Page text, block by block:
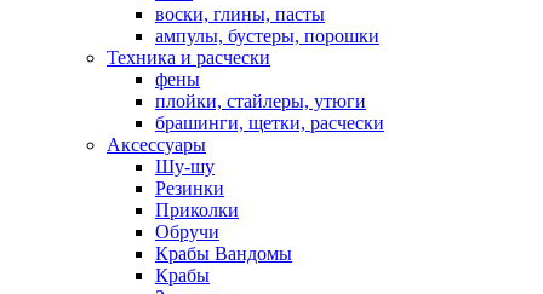
воски, глины, пасты
ампулы, бустеры, порошки
Техника и расчески
фены
плойки, стайлеры, утюги
брашинги, щетки, расчески
Аксессуары
Шу-шу
Резинки
Приколки
Обручи
Крабы Вандомы
Крабы